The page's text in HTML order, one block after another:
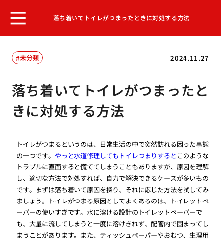
落ち着いてトイレがつまったときに対処する方法
2024.11.27
未分類
落ち着いてトイレがつまったと
きに対処する方法
トイレがつまるというのは、日常生活の中で突然訪れる困った事態
の一つです。 やっと水道修理してもトイレつまりすると このような
トラブルに直面すると慌ててしまうこともありますが、原因を理解
し、適切な方法で対処すれば、自力で解決できるケースが多いもの
です。まずは落ち着いて原因を探り、それに応じた方法を試してみ
ましょう。トイレがつまる原因としてよくあるのは、トイレットペ
ーパーの使いすぎです。水に溶ける設計のトイレットペーパーで
も、大量に流してしまうと一度に溶けきれず、配管内で固まってし
まうことがあります。また、ティッシュペーパーやおむつ、生理用